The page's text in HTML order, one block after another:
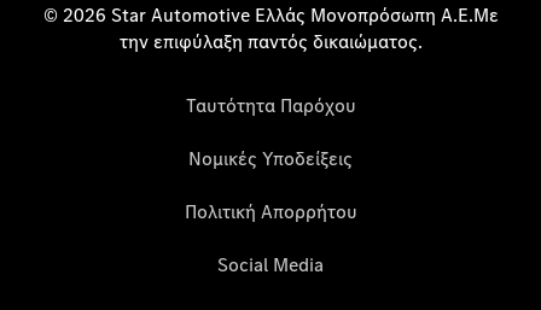
© 2026 Star Automotive Ελλάς Μονοπρόσωπη Α.Ε.Με
την επιφύλαξη παντός δικαιώματος.
Ταυτότητα Παρόχου
Νομικές Υποδείξεις
Πολιτική Απορρήτου
Social Media